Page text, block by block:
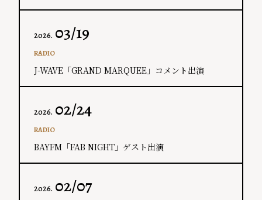
2026. 03/19
RADIO
J-WAVE「GRAND MARQUEE」コメント出演
2026. 02/24
RADIO
BAYFM「FAB NIGHT」ゲスト出演
2026. 02/07